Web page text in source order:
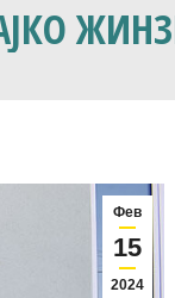
Фев
15
2024